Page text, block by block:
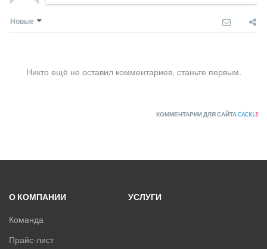
Новые
Никто ещё не оставил комментариев, станьте первым.
КОММЕНТАРИИ ДЛЯ САЙТАCACKLE
О КОМПАНИИ
Команда
Прайс-лист
УСЛУГИ